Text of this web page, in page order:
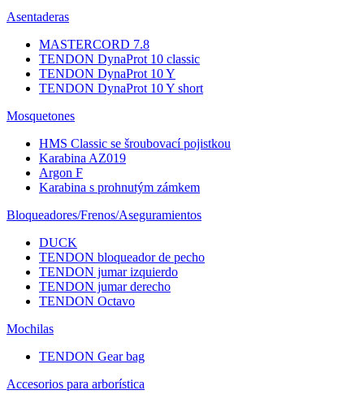
Asentaderas
MASTERCORD 7.8
TENDON DynaProt 10 classic
TENDON DynaProt 10 Y
TENDON DynaProt 10 Y short
Mosquetones
HMS Classic se šroubovací pojistkou
Karabina AZ019
Argon F
Karabina s prohnutým zámkem
Bloqueadores/Frenos/Aseguramientos
DUCK
TENDON bloqueador de pecho
TENDON jumar izquierdo
TENDON jumar derecho
TENDON Octavo
Mochilas
TENDON Gear bag
Accesorios para arborística